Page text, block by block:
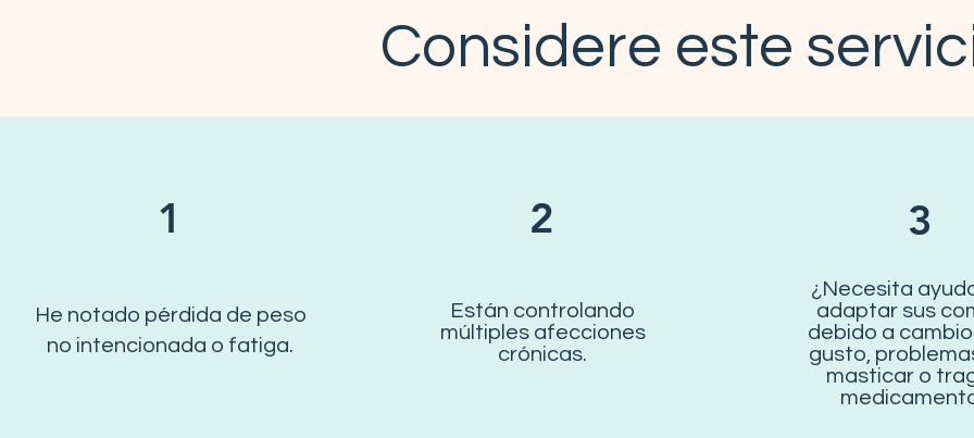
Considere este
1
He notado pérdida de peso
no intencionada o fatiga.
2
Están controlando
múltiples afecciones
crónicas.
3
¿Necesita
adaptar sus
debido a
gusto,
masticar o